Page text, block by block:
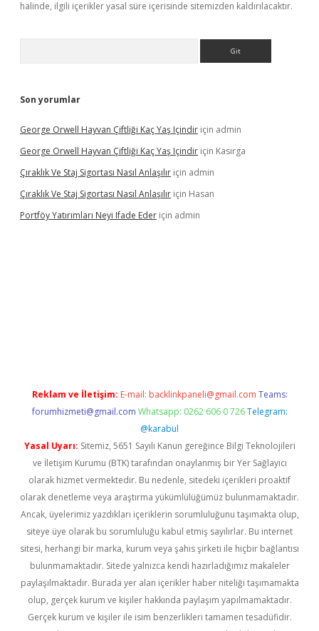
halinde, ilgili içerikler yasal süre içerisinde sitemizden kaldırılacaktır.
Son yorumlar
George Orwell Hayvan Çiftliği Kaç Yaş Içindir için admin
George Orwell Hayvan Çiftliği Kaç Yaş Içindir için Kasırga
Çıraklık Ve Staj Sigortası Nasıl Anlaşılır için admin
Çıraklık Ve Staj Sigortası Nasıl Anlaşılır için Hasan
Portföy Yatırımları Neyi Ifade Eder için admin
Reklam ve İletişim: E-mail: backlinkpaneli@gmail.com Teams:
forumhizmeti@gmail.com Whatsapp: 0262 606 0 726 Telegram:
@karabul
Yasal Uyarı: Sitemiz, 5651 Sayılı Kanun gereğince Bilgi Teknolojileri
ve İletişim Kurumu (BTK) tarafından onaylanmış bir Yer Sağlayıcı
olarak hizmet vermektedir. Bu nedenle, sitedeki içerikleri proaktif
olarak denetleme veya araştırma yükümlülüğümüz bulunmamaktadır.
Ancak, üyelerimiz yazdıkları içeriklerin sorumluluğunu taşımakta olup,
siteye üye olarak bu sorumluluğu kabul etmiş sayılırlar. Bu internet
sitesi, herhangi bir marka, kurum veya şahıs şirketi ile hiçbir bağlantısı
bulunmamaktadır. Sitede yalnızca kendi hazırladığımız makaleler
paylaşılmaktadır. Burada yer alan içerikler haber niteliği taşımamakta
olup, gerçek kurum ve kişiler hakkında paylaşım yapılmamaktadır.
Gerçek kurum ve kişiler ile isim benzerlikleri tamamen tesadüfidir.